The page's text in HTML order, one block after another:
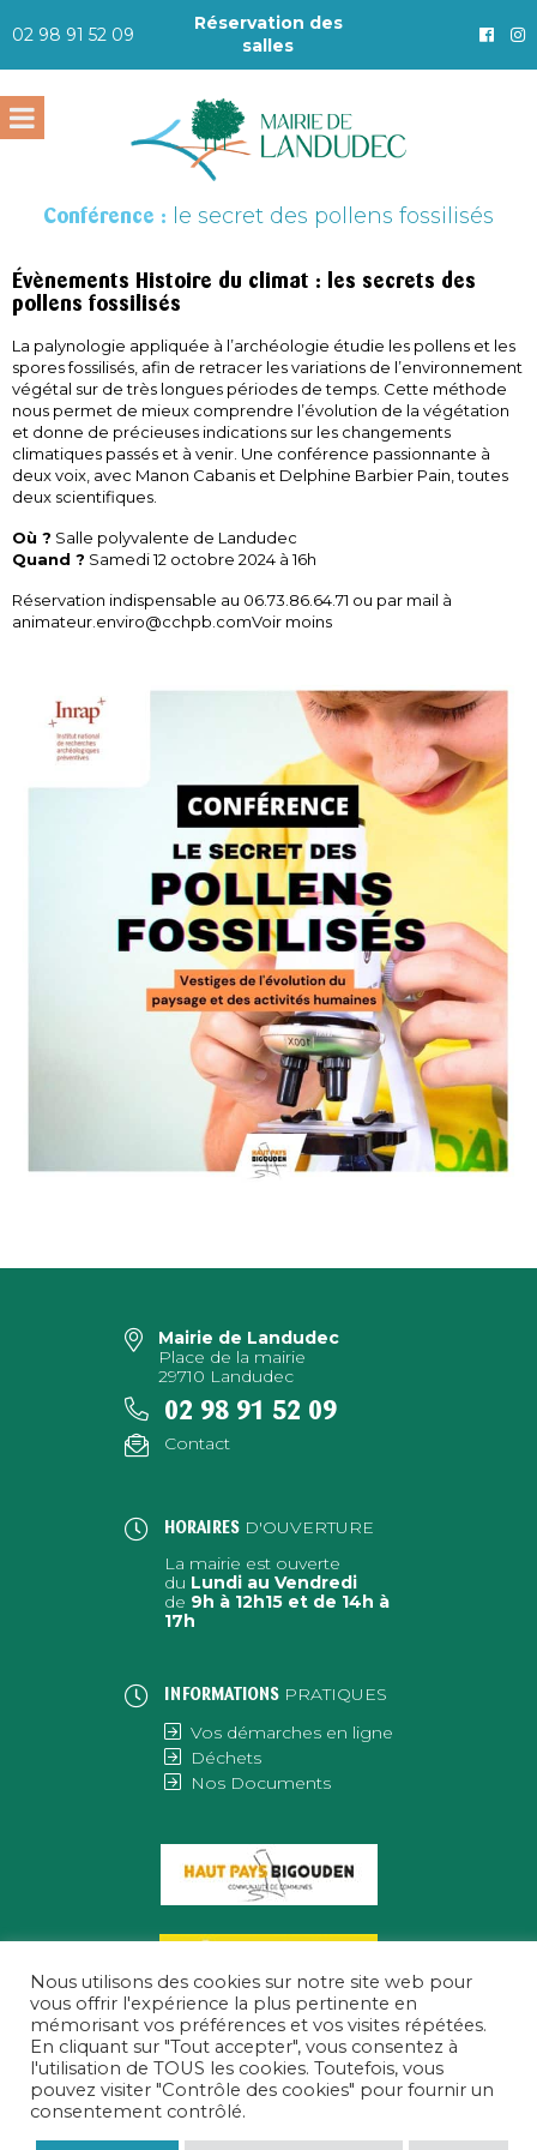
02 98 91 52 09
Réservation des
salles
Conférence : le secret des pollens fossilisés
Évènements Histoire du climat : les secrets des
pollens fossilisés
La palynologie appliquée à l’archéologie étudie les pollens et les
spores fossilisés, afin de retracer les variations de l’environnement
végétal sur de très longues périodes de temps. Cette méthode
nous permet de mieux comprendre l’évolution de la végétation
et donne de précieuses indications sur les changements
climatiques passés et à venir. Une conférence passionnante à
deux voix, avec Manon Cabanis et Delphine Barbier Pain, toutes
deux scientifiques.
Où ? Salle polyvalente de Landudec
Quand ? Samedi 12 octobre 2024 à 16h
Réservation indispensable au 06.73.86.64.71 ou par mail à
animateur.enviro@cchpb.comVoir moins
Mairie de Landudec
Place de la mairie
29710 Landudec
02 98 91 52 09
Contact
HORAIRES D'OUVERTURE
La mairie est ouverte
du Lundi au Vendredi
de 9h à 12h15 et de 14h à
17h
INFORMATIONS PRATIQUES
Vos démarches en ligne
Déchets
Nos Documents
MENTIONS LÉGALES|POLITIQUE DE CONFIDENTIALITÉ
Nous utilisons des cookies sur notre site web pour
vous offrir l'expérience la plus pertinente en
mémorisant vos préférences et vos visites répétées.
En cliquant sur "Tout accepter", vous consentez à
l'utilisation de TOUS les cookies. Toutefois, vous
pouvez visiter "Contrôle des cookies" pour fournir un
consentement contrôlé.